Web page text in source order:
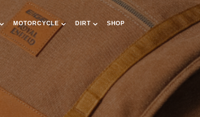
MOTORCYCLE DIRT SHOP